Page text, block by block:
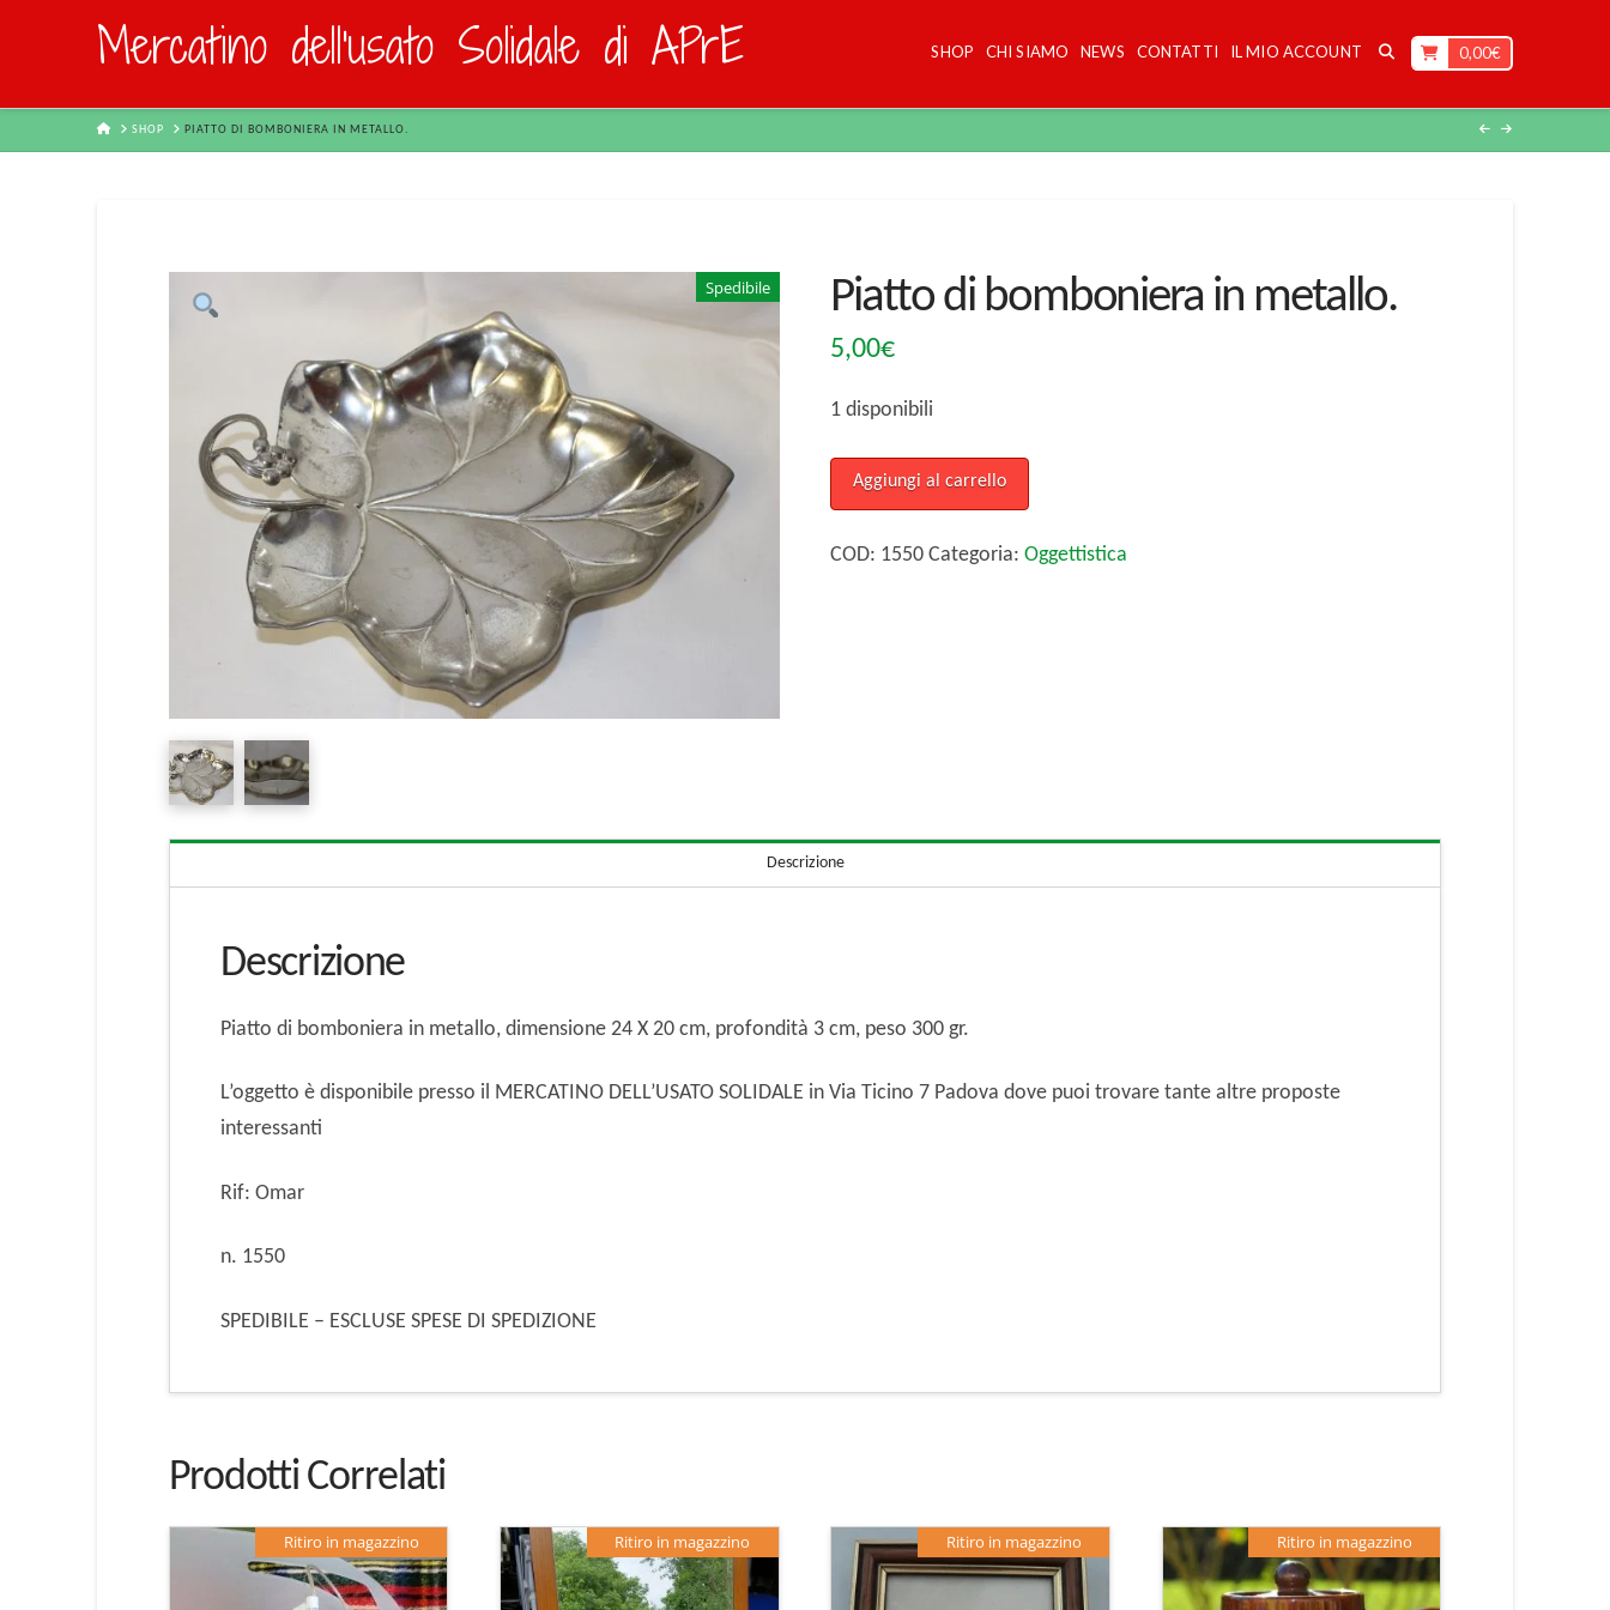
Mercatino dell'usato Solidale di APrE SHOP CHI SIAMO NEWS CONTATTI IL MIO ACCOUNT 0,00€
HOMESHOP PIATTO DI BOMBONIERA IN METALLO.
Spedibile Piatto di bomboniera in metallo.
5,00€
1 disponibili
Piatto
di
bomboniera
Aggiungi al carrello
COD: 1550 Categoria:Oggettistica
Descrizione
Descrizione
Piatto di bomboniera in metallo, dimensione 24 X 20 cm, profondità 3 cm, peso 300 gr.
L’oggetto è disponibile presso il MERCATINO DELL’USATO SOLIDALE in Via Ticino 7 Padova dove puoi trovare tante altre proposte
interessanti
Rif: Omar
n. 1550
SPEDIBILE – ESCLUSE SPESE DI SPEDIZIONE
Prodotti Correlati
Ritiro in magazzino Ritiro in magazzino Ritiro in magazzino Ritiro in magazzino